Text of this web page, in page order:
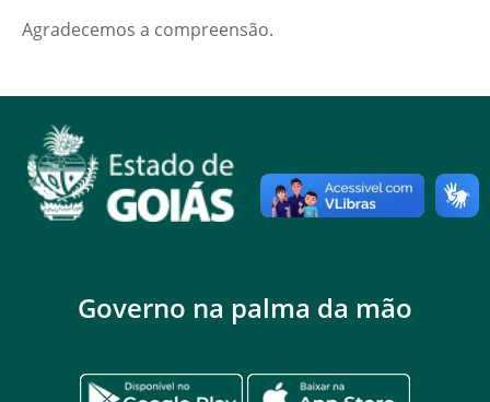
Agradecemos a compreensão.
Governo na palma da mão